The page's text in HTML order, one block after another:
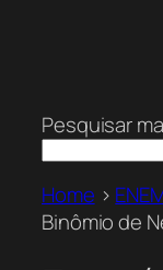
Pesquisar
Home >
Binômio de